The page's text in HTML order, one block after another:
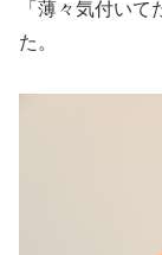
「薄々気付い
た。